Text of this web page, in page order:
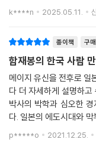
4. 김옥균의 첫 일본방문
제10장 위정척사파의 반
1. 「영남만인소」와 「홍재
2. 대원군의 반격: 「안기
3. 청의 신제국주의 654
4. 「제물포 조약」과 청
5. 속국에서 직할령으로
6. 청의 간섭과 친청파의
다.아직 연재의 종착지
k****n 2025.05.11.
종이책 구매
함재봉의 한국 사람
메이지 유신을 전후로 일
다 더 자세하게 설명하
박사의 박학과 심오한
다. 일본의 에도시대와 막부의 몰락을 생생하게 그리고, 메이지 유신의 당
위성과 메이지유신을
게 묘사되었다.
p*****o 2021.12.25.